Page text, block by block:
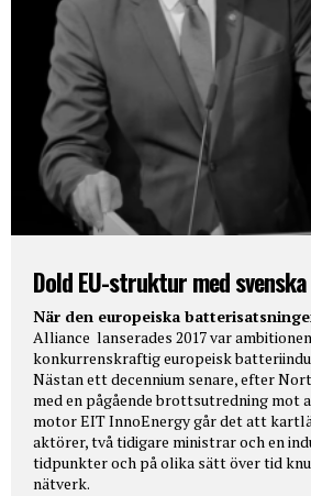
Dold EU-struktur med
När den europeiska
Alliance lanserades 2017 var
konkurrenskraftig europeisk
Nästan ett decennium senare, efter
med en pågående brottsutredning mot
motor EIT InnoEnergy går det att
aktörer, två tidigare ministrar och en
tidpunkter och på olika sätt över tid
nätverk.